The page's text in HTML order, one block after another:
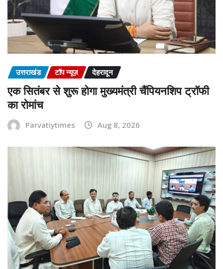
उत्तराखंड टॉप न्यूज़ देहरादून
एक सितंबर से शुरू होगा मुख्यमंत्री चैंपियनशिप ट्रॉफी
का रोमांच
Parvatiytimes Aug 8, 2026